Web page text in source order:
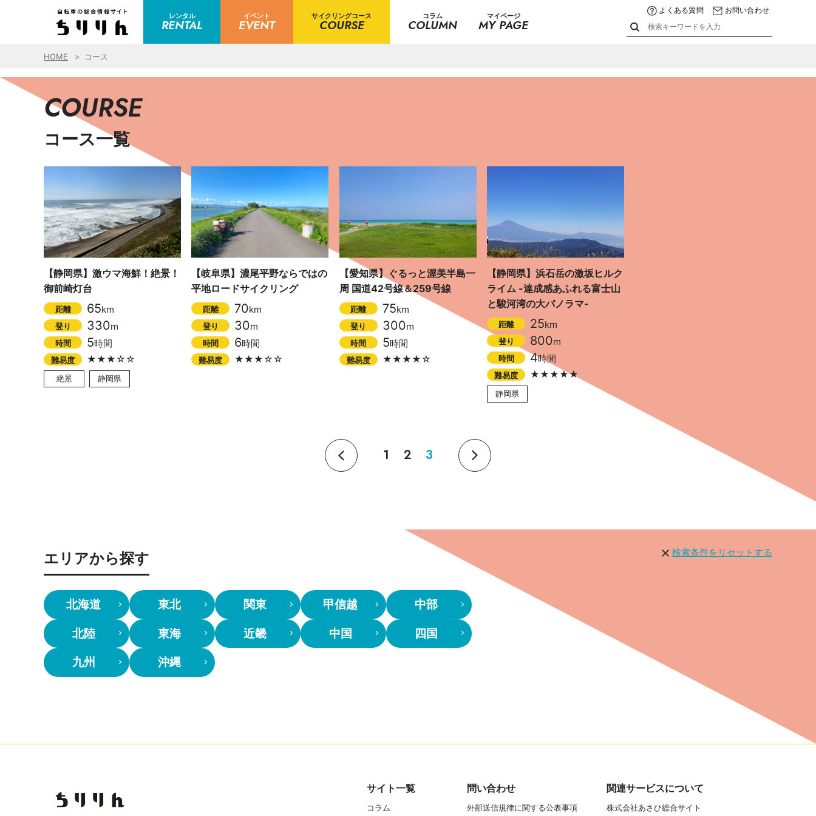
レンタル
RENTAL
イベント
EVENT
サイクリングコース
COURSE
コラム
COLUMN
マイページ
MY PAGE
よくある質問 お問い合わせ
HOME コース
COURSE
コース一覧
【静岡県】激ウマ海鮮！絶景！
御前崎灯台
距離 65km
登り 330m
時間 5時間
難易度 ★★★☆☆
絶景 静岡県
【岐阜県】濃尾平野ならではの
平地ロードサイクリング
距離 70km
登り 30m
時間 6時間
難易度 ★★★☆☆
【愛知県】ぐるっと渥美半島一
周 国道42号線＆259号線
距離 75km
登り 300m
時間 5時間
難易度 ★★★★☆
【静岡県】浜石岳の激坂ヒルク
ライム -達成感あふれる富士山
と駿河湾の大パノラマ-
距離 25km
登り 800m
時間 4時間
難易度 ★★★★★
静岡県
1 2 3
エリアから探す
北海道 東北 関東 甲信越 中部
北陸 東海 近畿 中国 四国
九州 沖縄
検索条件をリセットする
サイト一覧
コラム
問い合わせ
外部送信規律に関する公表事項
関連サービスについて
株式会社あさひ総合サイト